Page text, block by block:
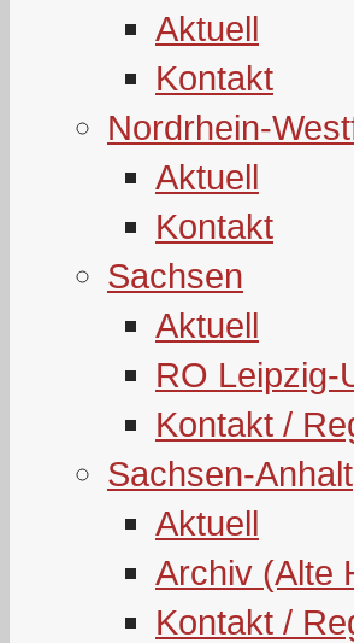
Aktuell
Kontakt
Nordrhein-
Aktuell
Kontakt
Sachsen
Aktuell
RO Leipzig-
Kontakt /
Sachsen-Anhalt
Aktuell
Archiv (Alte
Kontakt /